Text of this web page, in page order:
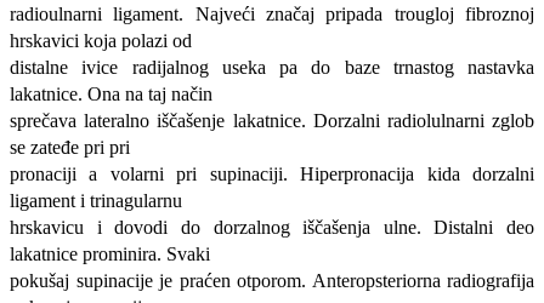
radioulnarni ligament. Najveći značaj pripada trougloj fibroznoj
hrskavici koja polazi od
distalne ivice radijalnog useka pa do baze trnastog nastavka
lakatnice. Ona na taj način
sprečava lateralno iščašenje lakatnice. Dorzalni radiolulnarni zglob
se zateđe pri pri
pronaciji a volarni pri supinaciji. Hiperpronacija kida dorzalni
ligament i trinagularnu
hrskavicu i dovodi do dorzalnog iščašenja ulne. Distalni deo
lakatnice prominira. Svaki
pokušaj supinacije je praćen otporom. Anteropsteriorna radiografija